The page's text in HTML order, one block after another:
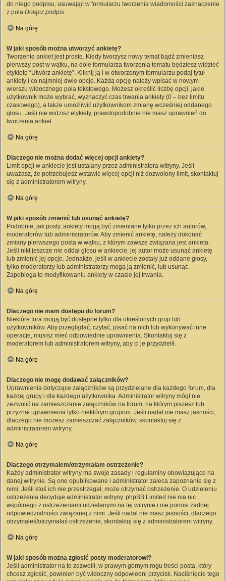
do niego podpisu, usuwając w formularzu tworzenia wiadomości zaznaczenie
z pola Dołącz podpis.
Na górę
W jaki sposób można utworzyć ankietę?
Tworzenie ankiet jest proste. Kiedy tworzysz nowy temat bądź zmieniasz
pierwszy post w wątku, na dole formularza tworzenia tematu będziesz widzieć
etykietę “Utwórz ankietę”. Kliknij ją i w otworzonym formularzu podaj tytuł
ankiety i co najmniej dwie opcje. Każdą opcję należy wpisać w nowym
wierszu widocznego pola tekstowego. Możesz określić liczbę opcji, jakie
użytkownik może wybrać, wyznaczyć czas trwania ankiety (0 – bez limitu
czasowego), a także umożliwić użytkownikom zmianę wcześniej oddanego
głosu. Jeśli nie widzisz etykiety, prawdopodobnie nie masz uprawnień do
tworzenia ankiet.
Na górę
Dlaczego nie można dodać więcej opcji ankiety?
Limit opcji w ankiecie jest ustalany przez administratora witryny. Jeśli
uważasz, że potrzebujesz wstawić więcej opcji niż dozwolony limit, skontaktuj
się z administratorem witryny.
Na górę
W jaki sposób zmienić lub usunąć ankietę?
Podobnie, jak posty, ankiety mogą być zmieniane tylko przez ich autorów,
moderatorów lub administratorów. Aby zmienić ankietę, należy dokonać
zmiany pierwszego posta w wątku, z którym zawsze związana jest ankieta.
Jeśli nikt jeszcze nie oddał głosu w ankiecie, jej autor może usunąć ankietę
lub zmienić jej opcje. Jednakże, jeśli w ankiecie zostały już oddane głosy,
tylko moderatorzy lub administratorzy mogą ją zmienić, lub usunąć.
Zapobiega to modyfikowaniu ankiety w czasie jej trwania.
Na górę
Dlaczego nie mam dostępu do forum?
Niektóre fora mogą być dostępne tylko dla określonych grup lub
użytkowników. Aby przeglądać, czytać, pisać na nich lub wykonywać inne
operacje, musisz mieć odpowiednie uprawnienia. Skontaktuj się z
moderatorem lub administratorem witryny, aby ci je przydzielił.
Na górę
Dlaczego nie mogę dodawać załączników?
Uprawnienia dotyczące załączników są przydzielane dla każdego forum, dla
każdej grupy i dla każdego użytkownika. Administrator witryny mógł nie
zezwolić na zamieszczanie załączników na forum, na którym piszesz lub
przyznał uprawnienia tylko niektórym grupom. Jeśli nadal nie masz jasności,
dlaczego nie możesz zamieszczać załączników, skontaktuj się z
administratorem witryny.
Na górę
Dlaczego otrzymałem/otrzymałam ostrzeżenie?
Każdy administrator witryny ma swoje zasady i regulaminy obowiązujące na
danej witrynie. Są one opublikowane i administrator zaleca zapoznanie się z
nimi. Jeśli ktoś ich nie przestrzegał, może otrzymać ostrzeżenie. O udzieleniu
ostrzeżenia decyduje administrator witryny. phpBB Limited nie ma nic
wspólnego z ostrzeżeniami udzielanymi na tej witrynie i nie ponosi żadnej
odpowiedzialności związanej z nimi. Jeśli nadal nie masz jasności, dlaczego
otrzymałeś/otrzymałaś ostrzeżenie, skontaktuj się z administratorem witryny.
Na górę
W jaki sposób można zgłosić posty moderatorowi?
Jeśli administrator na to zezwolił, w prawym górnym rogu treści posta, który
chcesz zgłosić, powinien być widoczny odpowiedni przycisk. Naciśnięcie tego